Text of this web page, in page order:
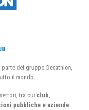
del gruppo Decathlon,
il mondo.
tra cui club
pubbliche e aziende